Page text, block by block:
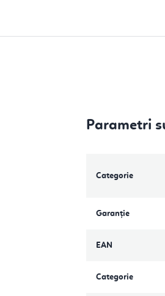
Parametri
Categorie
Garanţie
EAN
Categorie